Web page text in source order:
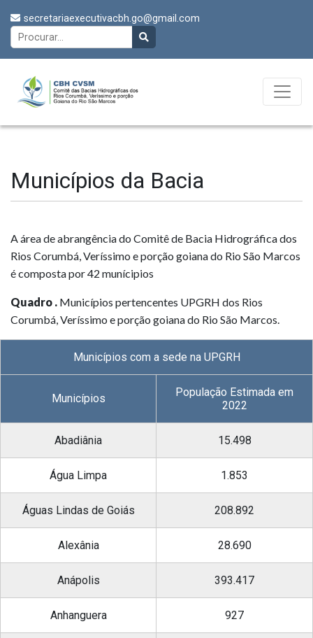
secretariaexecutivacbh.go@gmail.com
Municípios da Bacia
A área de abrangência do Comitê de Bacia Hidrográfica dos
Rios Corumbá, Veríssimo e porção goiana do Rio São Marcos
é composta por 42 munícipios
Quadro . Municípios pertencentes UPGRH dos Rios
Corumbá, Veríssimo e porção goiana do Rio São Marcos.
Municípios com a sede na UPGRH
Municípios
População Estimada em
2022
Abadiânia 15.498
Água Limpa 1.853
Águas Lindas de Goiás 208.892
Alexânia 28.690
Anápolis 393.417
Anhanguera 927